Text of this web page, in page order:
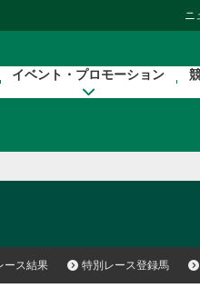
ニ
イベント・プロモーション
ース結果 特別レース登録馬